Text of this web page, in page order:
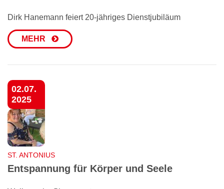
Dirk Hanemann feiert 20-jähriges Dienstjubiläum
MEHR
02.07.
2025
ST. ANTONIUS
Entspannung für Körper und Seele